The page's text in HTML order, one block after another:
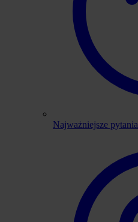
Najważniejsze pytania